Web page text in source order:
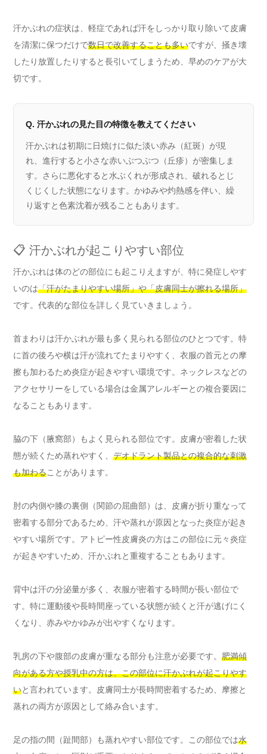
汗かぶれの症状は、軽症であれば汗をしっかり取り除いて皮膚
を清潔に保つだけで数日で改善することも多いですが、掻き壊
したり放置したりすると長引いてしまうため、早めのケアが大
切です。
Q. 汗かぶれの見た目の特徴を教えてください
汗かぶれは初期に日焼けに似た淡い赤み（紅斑）が現
れ、進行すると小さな赤いぶつぶつ（丘疹）が密集しま
す。さらに悪化すると水ぶくれが形成され、破れるとじ
くじくした状態になります。かゆみや灼熱感を伴い、繰
り返すと色素沈着が残ることもあります。
📋 汗かぶれが起こりやすい部位
汗かぶれは体のどの部位にも起こりえますが、特に発症しやす
いのは「汗がたまりやすい場所」や「皮膚同士が擦れる場所」
です。代表的な部位を詳しく見ていきましょう。
首まわりは汗かぶれが最も多く見られる部位のひとつです。特
に首の後ろや横は汗が流れてたまりやすく、衣服の首元との摩
擦も加わるため炎症が起きやすい環境です。ネックレスなどの
アクセサリーをしている場合は金属アレルギーとの複合要因に
なることもあります。
脇の下（腋窩部）もよく見られる部位です。皮膚が密着した状
態が続くため蒸れやすく、 デオドラント製品との複合的な刺激
も加わることがあります。
肘の内側や膝の裏側（関節の屈曲部）は、皮膚が折り重なって
密着する部分であるため、汗や蒸れが原因となった炎症が起き
やすい場所です。アトピー性皮膚炎の方はこの部位に元々炎症
が起きやすいため、汗かぶれと重複することもあります。
背中は汗の分泌量が多く、衣服が密着する時間が長い部位で
す。特に運動後や長時間座っている状態が続くと汗が逃げにく
くなり、赤みやかゆみが出やすくなります。
乳房の下や腹部の皮膚が重なる部分も注意が必要です。 肥満傾
向がある方や授乳中の方は、この部位に汗かぶれが起こりやす
いと言われています。皮膚同士が長時間密着するため、摩擦と
蒸れの両方が原因として絡み合います。
足の指の間（趾間部）も蒸れやすい部位です。この部位では水